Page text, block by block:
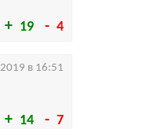
19 4
14 7
в 16:51